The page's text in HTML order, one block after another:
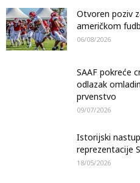
Otvoren poziv
američkom
06/08/2026
SAAF pokreće
odlazak
prvenstvo
09/07/2026
Istorijski
reprezentacije
18/05/2026